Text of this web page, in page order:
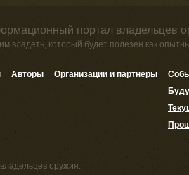
портал владельцев
владеть, который будет полезен как
Авторы Организации и партнеры
оружия.